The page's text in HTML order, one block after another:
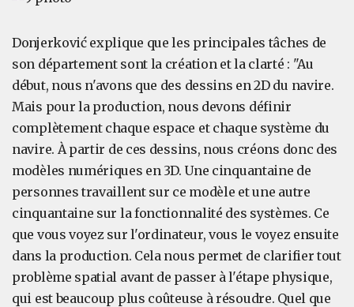
Donjerković explique que les principales tâches de
son département sont la création et la clarté : "Au
début, nous n'avons que des dessins en 2D du navire.
Mais pour la production, nous devons définir
complètement chaque espace et chaque système du
navire. À partir de ces dessins, nous créons donc des
modèles numériques en 3D. Une cinquantaine de
personnes travaillent sur ce modèle et une autre
cinquantaine sur la fonctionnalité des systèmes. Ce
que vous voyez sur l'ordinateur, vous le voyez ensuite
dans la production. Cela nous permet de clarifier tout
problème spatial avant de passer à l'étape physique,
qui est beaucoup plus coûteuse à résoudre. Quel que